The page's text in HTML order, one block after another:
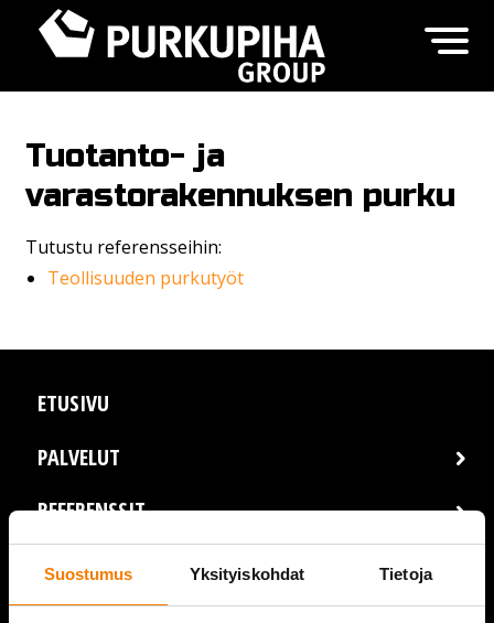
Suostumus Yksityiskohdat Tietoja
Tuotanto- ja
varastorakennuksen purku
Tutustu referensseihin:
Teollisuuden purkutyöt
ETUSIVU
PALVELUT
REFERENSSIT
AJANKOHTAISTA